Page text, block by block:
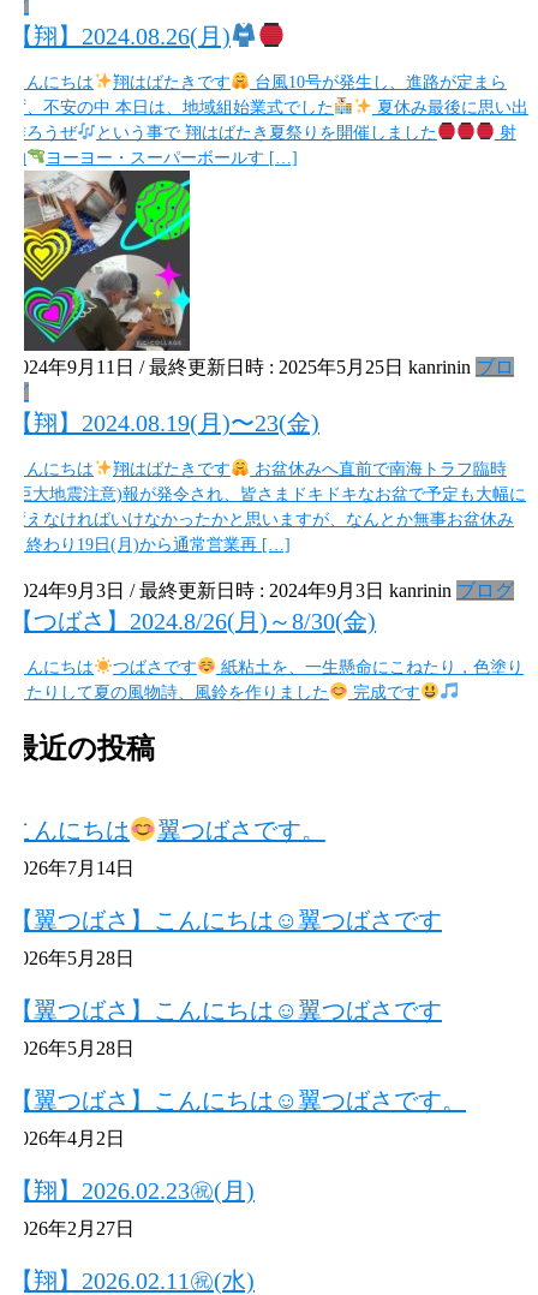
グ
【翔】2024.08.26(月)
こんにちは 翔はばたきです
台風10号が発生し、進路が定まら
ず、不安の中 本日は、地域組始業式でした
夏休み最後に思い出
作ろうぜ
という事で 翔はばたき夏祭りを開催しました
射
的
ヨーヨー・スーパーボールす […]
2024年9月11日 / 最終更新日時 : 2025年5月25日 kanrinin ブロ
グ
【翔】2024.08.19(月)〜23(金)
こんにちは 翔はばたきです
お盆休みへ直前で南海トラフ臨時
(巨大地震注意)報が発令され、皆さまドキドキなお盆で予定も大幅に
変えなければいけなかったかと思いますが、なんとか無事お盆休み
も終わり19日(月)から通常営業再 […]
2024年9月3日 / 最終更新日時 : 2024年9月3日 kanrinin ブログ
【つばさ】2024.8/26(月)～8/30(金)
こんにちは つばさです
紙粘土を、一生懸命にこねたり，色塗り
したりして夏の風物詩、風鈴を作りました
完成です
最近の投稿
こんにちは 翼つばさです。
2026年7月14日
【翼つばさ】こんにちは☺翼つばさです
2026年5月28日
【翼つばさ】こんにちは☺翼つばさです
2026年5月28日
【翼つばさ】こんにちは☺翼つばさです。
2026年4月2日
【翔】2026.02.23㊗(月)
2026年2月27日
【翔】2026.02.11㊗(水)